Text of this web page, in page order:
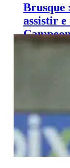
Brusque
assistir e
(17/11)